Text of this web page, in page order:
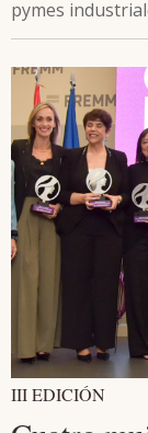
pymes
III EDICIÓN